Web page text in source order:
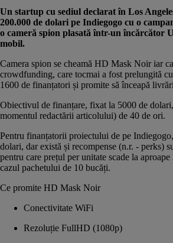
Un startup cu sediul declarat în Los
200.000 de dolari pe Indiegogo cu o
o cameră spion plasată într-un încărcător
mobil.
Camera spion se cheamă HD Mask Noiriar
crowdfunding, care tocmai a fost prelungită
1600 de finanțatori și promite să înceapă
Obiectivul de finanțare, fixat la 5000 de
momentul redactării articolului) de 40 de ori.
Pentru finanțatorii proiectului de pe
dolari, dar există și recompense (n.r. - perks)
pentru care prețul per unitate scade la
cazul pachetului de 10 bucăți.
Ce promite HD Mask Noir
Conectivitate WiFi
Rezoluție FullHD (1080p)